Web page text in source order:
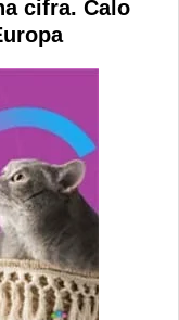
cifra. Calo